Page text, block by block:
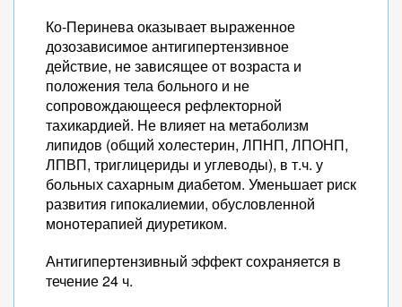
Ко-Перинева оказывает выраженное
дозозависимое антигипертензивное
действие, не зависящее от возраста и
положения тела больного и не
сопровождающееся рефлекторной
тахикардией. Не влияет на метаболизм
липидов (общий холестерин, ЛПНП, ЛПОНП,
ЛПВП, триглицериды и углеводы), в т.ч. у
больных сахарным диабетом. Уменьшает риск
развития гипокалиемии, обусловленной
монотерапией диуретиком.
Антигипертензивный эффект сохраняется в
течение 24 ч.